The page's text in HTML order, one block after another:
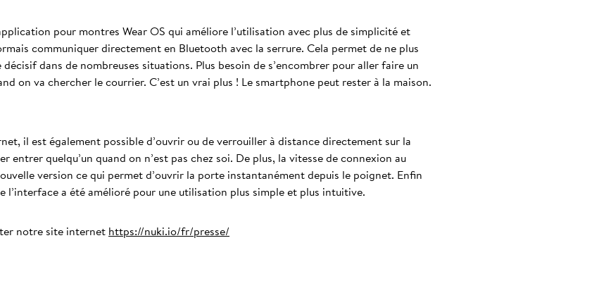
pour montres Wear OS qui améliore l’utilisation avec plus de simplicité et
communiquer directement en Bluetooth avec la serrure. Cela permet de ne plus
dans de nombreuses situations. Plus besoin de s’encombrer pour aller faire un
on va chercher le courrier. C’est un vrai plus ! Le smartphone peut rester à la maison.
il est également possible d’ouvrir ou de verrouiller à distance directement sur la
entrer quelqu’un quand on n’est pas chez soi. De plus, la vitesse de connexion au
version ce qui permet d’ouvrir la porte instantanément depuis le poignet. Enfin
l’interface a été amélioré pour une utilisation plus simple et plus intuitive.
notre site internet https://nuki.io/fr/presse/